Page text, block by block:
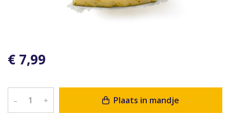
€ 7,99
– + Plaats in mandje